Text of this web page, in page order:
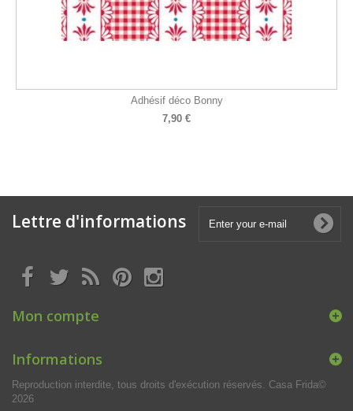
Adhésif déco Bonny
7,90 €
Lettre d'informations
Mon compte
Informations
Reproduction interdite, tous droits d'exécution réservés. Casa Frida©
2026